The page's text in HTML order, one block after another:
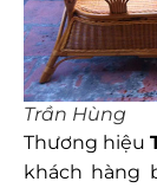
Trần Hùng
Thương hiệu
khách hàng